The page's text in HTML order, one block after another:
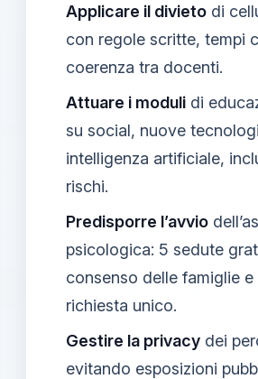
Applicare il divieto di
con regole scritte, tempi
coerenza tra docenti.
Attuare i moduli di
su social, nuove
intelligenza artificiale,
rischi.
Predisporre l’avvio
psicologica: 5 sedute
consenso delle famiglie e
richiesta unico.
Gestire la privacy dei
evitando esposizioni